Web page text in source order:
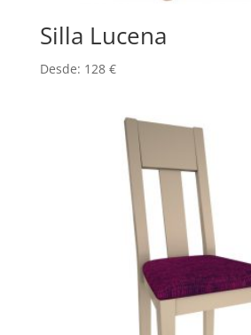
Silla Lucena
Desde: 128 €